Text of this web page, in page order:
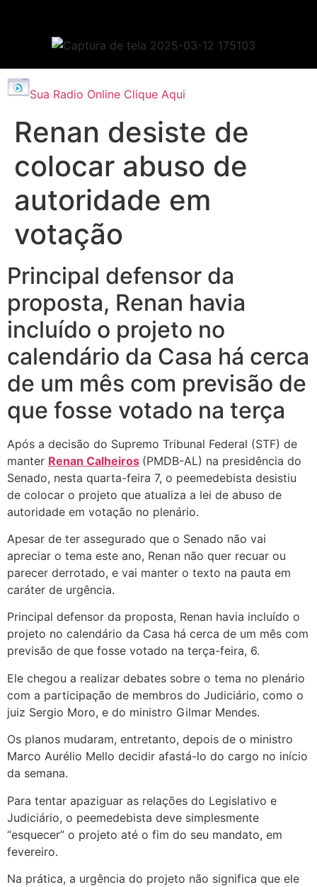
Sua Radio Online Clique Aqui
Renan desiste de
colocar abuso de
autoridade em
votação
Principal defensor da
proposta, Renan havia
incluído o projeto no
calendário da Casa há cerca
de um mês com previsão de
que fosse votado na terça
Após a decisão do Supremo Tribunal Federal (STF) de
manter Renan Calheiros (PMDB-AL) na presidência do
Senado, nesta quarta-feira 7, o peemedebista desistiu
de colocar o projeto que atualiza a lei de abuso de
autoridade em votação no plenário.
Apesar de ter assegurado que o Senado não vai
apreciar o tema este ano, Renan não quer recuar ou
parecer derrotado, e vai manter o texto na pauta em
caráter de urgência.
Principal defensor da proposta, Renan havia incluído o
projeto no calendário da Casa há cerca de um mês com
previsão de que fosse votado na terça-feira, 6.
Ele chegou a realizar debates sobre o tema no plenário
com a participação de membros do Judiciário, como o
juiz Sergio Moro, e do ministro Gilmar Mendes.
Os planos mudaram, entretanto, depois de o ministro
Marco Aurélio Mello decidir afastá-lo do cargo no início
da semana.
Para tentar apaziguar as relações do Legislativo e
Judiciário, o peemedebista deve simplesmente
“esquecer” o projeto até o fim do seu mandato, em
fevereiro.
Na prática, a urgência do projeto não significa que ele